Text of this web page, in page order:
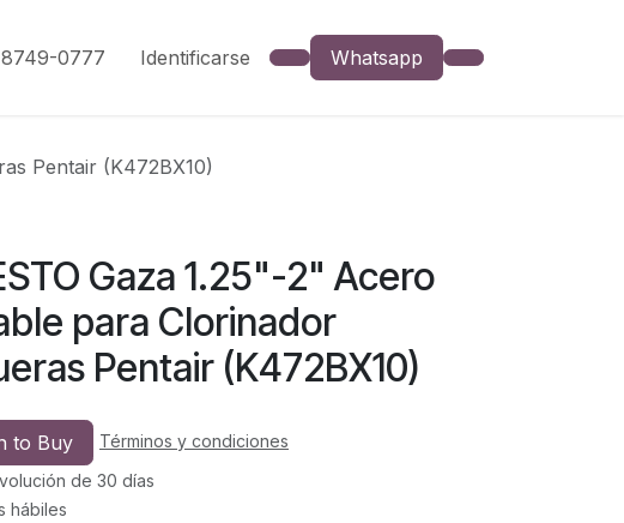
0777 Identificarse Whatsapp
Pentair (K472BX10)
Gaza 1.25"-2" Acero
para Clorinador
Pentair (K472BX10)
to Buy
Términos y condiciones
de 30 días
hábiles